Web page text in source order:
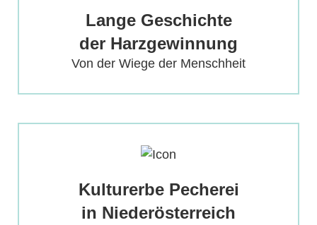
Lange Geschichte
der Harzgewinnung
Von der Wiege der Menschheit
Harzverwendung
bis zum bedeutenden Wirtschaftsfaktor
Mehr erfahren
Kulturerbe Pecherei
in Niederösterreich
Sicheres Einkommen für Generationen
Mehr erfahren